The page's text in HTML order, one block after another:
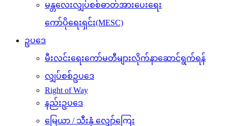
မန္တလေးလျှပ်စစ်ဓာတ်အားပေးရေး
ကော်ပိုရေးရှင်း(MESC)
ဥပဒေ
မီးလင်းရေးကော်မတီများလိုက်နာဆောင်ရွက်ရန်
လျှပ်စစ်ဥပဒေ
Right of Way
နည်းဥပဒေ
မြေယာ / သီးနှံ လျှော်ကြေး